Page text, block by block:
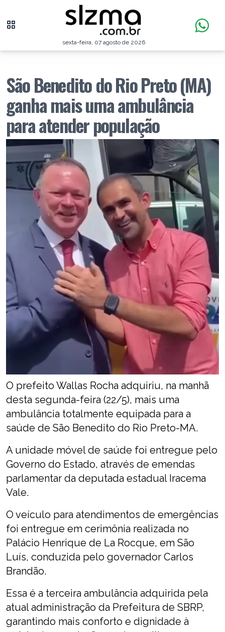
sexta-feira, 07 agosto de 2026
São Benedito do Rio Preto (MA)
ganha mais uma ambulância
para atender população
O prefeito Wallas Rocha adquiriu, na manhã
desta segunda-feira (22/5), mais uma
ambulância totalmente equipada para a
saúde de São Benedito do Rio Preto-MA.
A unidade móvel de saúde foi entregue pelo
Governo do Estado, através de emendas
parlamentar da deputada estadual Iracema
Vale.
O veículo para atendimentos de emergências
foi entregue em cerimônia realizada no
Palácio Henrique de La Rocque, em São
Luís, conduzida pelo governador Carlos
Brandão.
Essa é a terceira ambulância adquirida pela
atual administração da Prefeitura de SBRP,
garantindo mais conforto e dignidade à